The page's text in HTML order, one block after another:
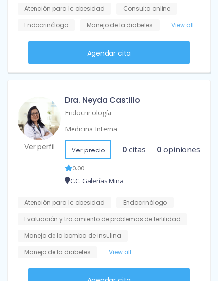
Atención para la obesidad
Consulta online
Endocrinólogo
Manejo de la diabetes View all
Agendar cita
Ver perfil
Dra. Neyda Castillo
Endocrinología
Medicina Interna
Ver precio 0 citas 0 opiniones
0.00
C.C. Galerías Mina
Atención para la obesidad
Endocrinólogo
Evaluación y tratamiento de problemas de fertilidad
Manejo de la bomba de insulina
Manejo de la diabetes
View all